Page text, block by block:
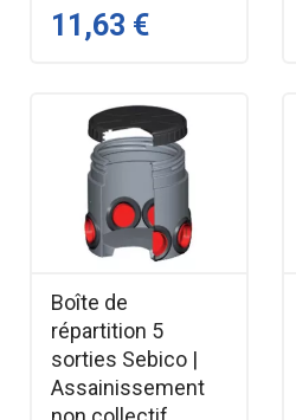
11,63 €
Boîte de
répartition 5
sorties Sebico |
Assainissement